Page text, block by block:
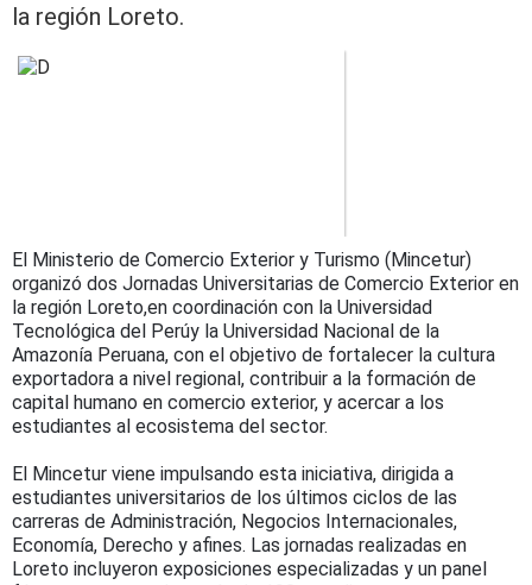
la región Loreto.
El Ministerio de Comercio Exterior y Turismo (Mincetur)
organizó dos Jornadas Universitarias de Comercio Exterior en
la región Loreto,en coordinación con la Universidad
Tecnológica del Perúy la Universidad Nacional de la
Amazonía Peruana, con el objetivo de fortalecer la cultura
exportadora a nivel regional, contribuir a la formación de
capital humano en comercio exterior, y acercar a los
estudiantes al ecosistema del sector.
El Mincetur viene impulsando esta iniciativa, dirigida a
estudiantes universitarios de los últimos ciclos de las
carreras de Administración, Negocios Internacionales,
Economía, Derecho y afines. Las jornadas realizadas en
Loreto incluyeron exposiciones especializadas y un panel